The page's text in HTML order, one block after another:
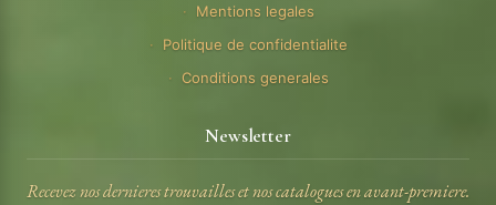
Mentions legales
Politique de confidentialite
Conditions generales
Newsletter
Recevez nos dernieres trouvailles et nos catalogues en avant-premiere.